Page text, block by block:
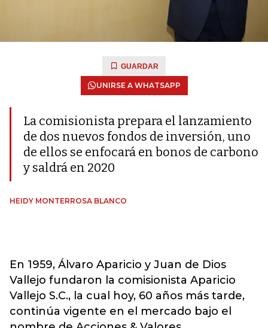
GUARDAR
UNIRSE A WHATSAPP
La comisionista prepara el lanzamiento
de dos nuevos fondos de inversión, uno
de ellos se enfocará en bonos de carbono
y saldrá en 2020
HEIDY MONTERROSA BLANCO
En 1959, Álvaro Aparicio y Juan de Dios
Vallejo fundaron la comisionista Aparicio
Vallejo S.C., la cual hoy, 60 años más tarde,
continúa vigente en el mercado bajo el